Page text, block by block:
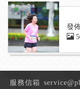
發
服務信箱